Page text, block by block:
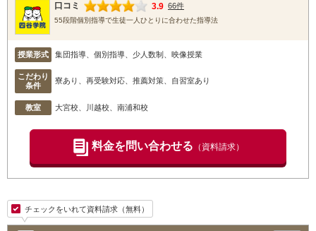
口コミ 3.9 66件
55段階個別指導で生徒一人ひとりに合わせた指導法
授業形式 集団指導、個別指導、少人数制、映像授業
こだわり
条件
寮あり、再受験対応、推薦対策、自習室あり
教室 大宮校 、川越校 、南浦和校
料金を問い合わせる （資料請求）
チェックをいれて資料請求（無料）